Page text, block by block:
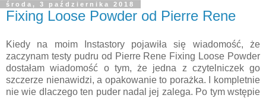
środa, 3 października 2018
Fixing Loose Powder od Pierre Rene
Kiedy na moim Instastory pojawiła się wiadomość, że
zaczynam testy pudru od Pierre Rene Fixing Loose Powder
dostałam wiadomość o tym, że jedna z czytelniczek go
szczerze nienawidzi, a opakowanie to porażka. I kompletnie
nie wie dlaczego ten puder nadal jej zalega. Po tym wstępie